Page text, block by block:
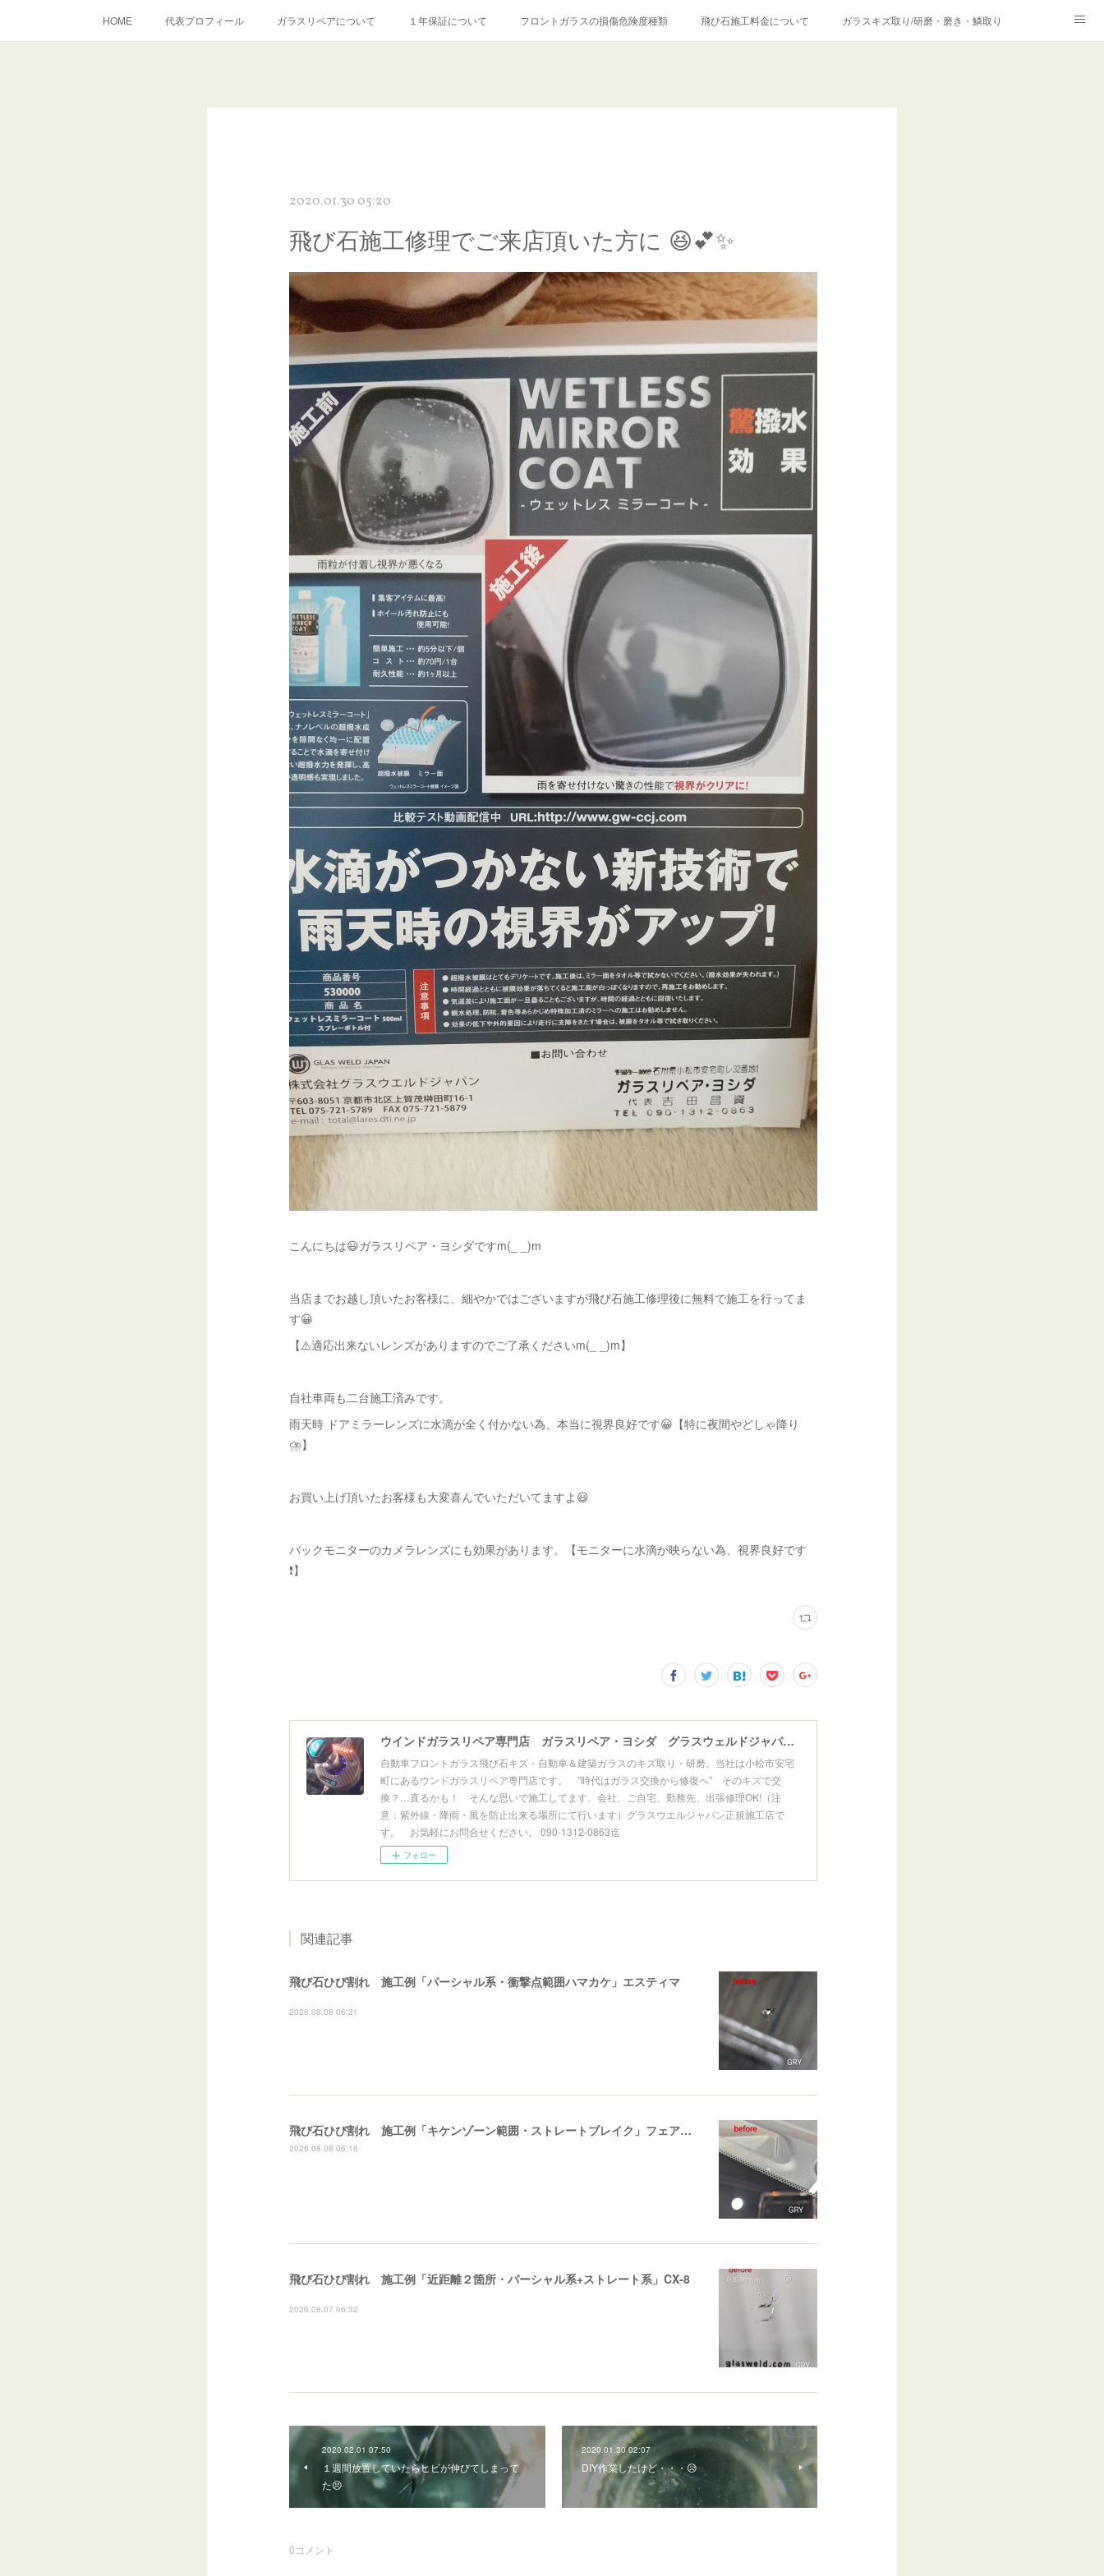
HOME 代表プロフィール ガラスリペアについて １年保証について フロントガラスの損傷危険度種類 飛び石施工料金について ガラスキズ取り/研磨・磨き・鱗取り
2020.01.30 05:20
飛び石施工修理でご来店頂いた方に 😆💕✨
こんにちは😃ガラスリペア・ヨシダですm(_ _)m
当店までお越し頂いたお客様に、細やかではございますが飛び石施工修理後に無料で施工を行ってま
す😀
【⚠️適応出来ないレンズがありますのでご了承くださいm(_ _)m】
自社車両も二台施工済みです。
雨天時 ドアミラーレンズに水滴が全く付かない為、本当に視界良好です😀【特に夜間やどしゃ降り
⛈️】
お買い上げ頂いたお客様も大変喜んでいただいてますよ😃
バックモニターのカメラレンズにも効果があります。【モニターに水滴が映らない為、視界良好です
❗️】
ウインドガラスリペア専門店 ガラスリペア・ヨシダ グラスウェルドジャパン 正規施工店 小松市
自動車フロントガラス飛び石キズ・自動車＆建築ガラスのキズ取り・研磨。当社は小松市安宅
町にあるウンドガラスリペア専門店です。 ”時代はガラス交換から修復へ” そのキズで交
換？…直るかも！ そんな思いで施工してます。会社、ご自宅、勤務先、出張修理OK!（注
意：紫外線・降雨・風を防止出来る場所にて行います）グラスウエルジャパン正規施工店で
す。 お気軽にお問合せください。 090-1312-0863迄
フォロー
関連記事
飛び石ひび割れ 施工例「パーシャル系・衝撃点範囲ハマカケ」エスティマ
2026.08.08 06:21
飛び石ひび割れ 施工例「キケンゾーン範囲・ストレートブレイク」フェアレディＺ
2026.08.08 06:16
飛び石ひび割れ 施工例「近距離２箇所・パーシャル系+ストレート系」CX-8
2026.08.07 06:32
2020.02.01 07:50
１週間放置していたらヒビが伸びてしまって
た😣
2020.01.30 02:07
DIY作業したけど・・・😥
0コメント